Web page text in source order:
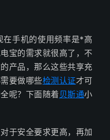
手机的使用频率是*高
宝的需求就很高了，不
产品，那么这些共享充
要做哪些检测认证才可
呢？下面随着 贝斯通小
于安全要求更高，再加